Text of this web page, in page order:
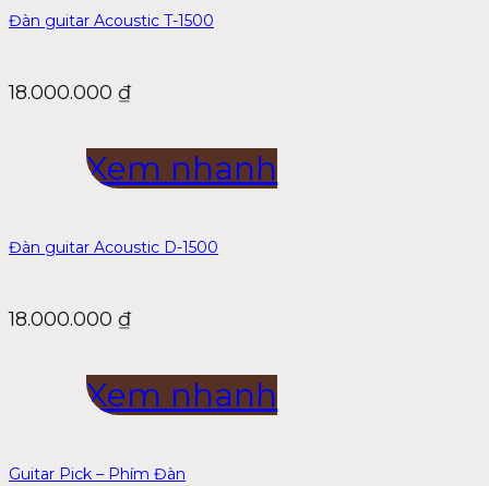
Đàn guitar Acoustic T-1500
18.000.000 ₫
Xem nhanh
Đàn guitar Acoustic D-1500
18.000.000 ₫
Xem nhanh
Guitar Pick – Phím Đàn